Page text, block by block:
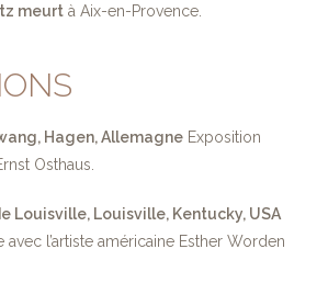
meurt à Aix-en-Provence.
Hagen, Allemagne Exposition
Osthaus.
Louisville, Louisville, Kentucky, USA
l’artiste américaine Esther Worden